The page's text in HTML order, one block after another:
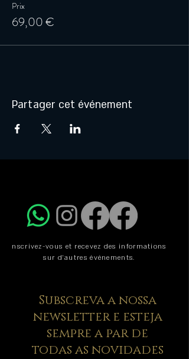
Prix
69,00 €
Partager cet événement
nscrivez-vous et recevez des informations
sur d'autres événements.
Subscreva a nossa
newsletter e esteja
sempre a par de
todas as novidades